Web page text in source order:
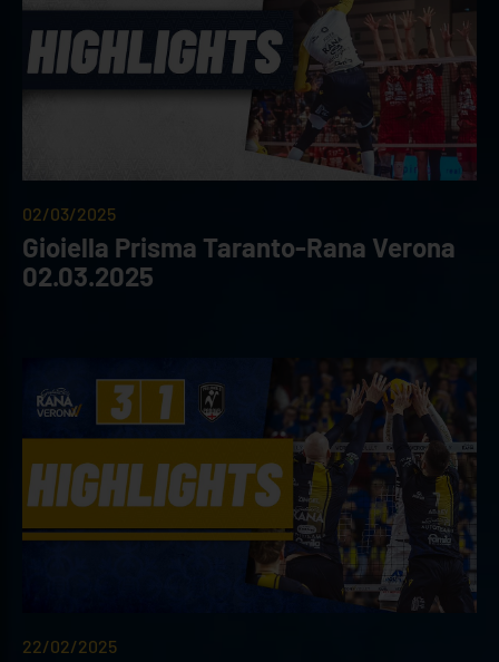
02/03/2025
Gioiella Prisma Taranto-Rana Verona
02.03.2025
22/02/2025